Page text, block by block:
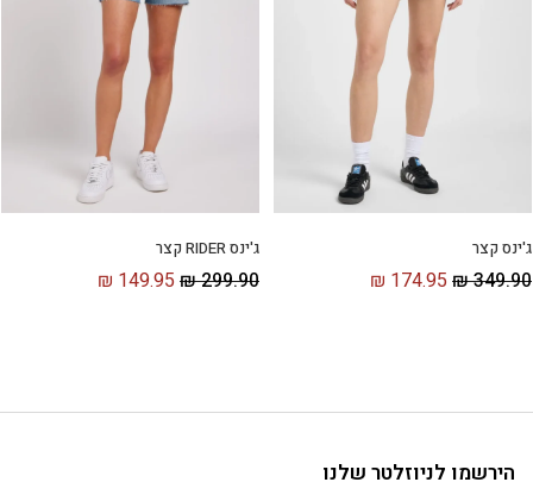
ג'ינס קצר
₪349.90
₪ 174.95
ג'ינס RIDER קצר
₪299.90
₪ 149.95
הירשמו לניוזלטר שלנו